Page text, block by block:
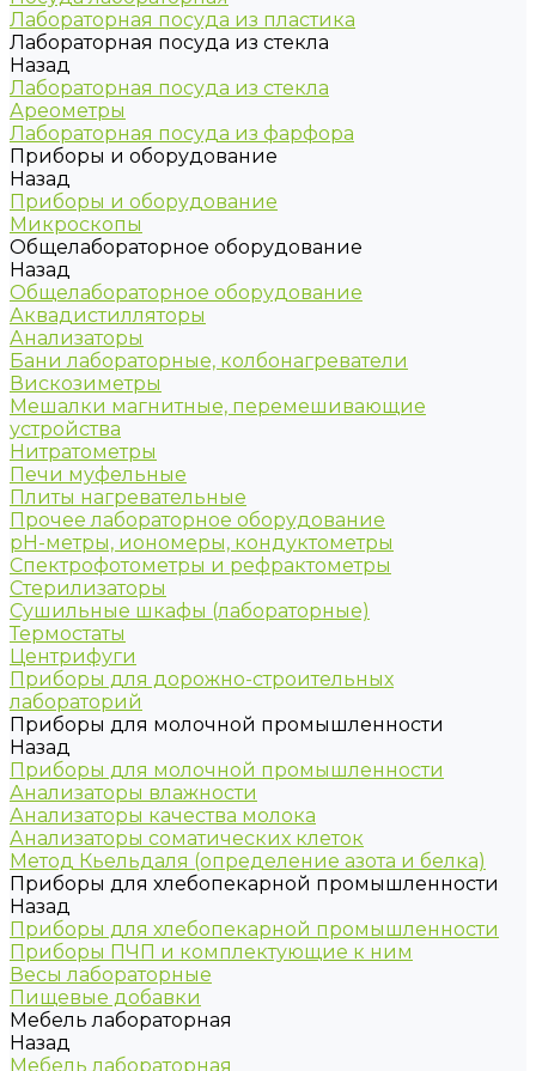
Лабораторная посуда из пластика
Лабораторная посуда из стекла
Назад
Лабораторная посуда из стекла
Ареометры
Лабораторная посуда из фарфора
Приборы и оборудование
Назад
Приборы и оборудование
Микроскопы
Общелабораторное оборудование
Назад
Общелабораторное оборудование
Аквадистилляторы
Анализаторы
Бани лабораторные, колбонагреватели
Вискозиметры
Мешалки магнитные, перемешивающие
устройства
Нитратометры
Печи муфельные
Плиты нагревательные
Прочее лабораторное оборудование
рН-метры, иономеры, кондуктометры
Спектрофотометры и рефрактометры
Стерилизаторы
Сушильные шкафы (лабораторные)
Термостаты
Центрифуги
Приборы для дорожно-строительных
лабораторий
Приборы для молочной промышленности
Назад
Приборы для молочной промышленности
Анализаторы влажности
Анализаторы качества молока
Анализаторы соматических клеток
Метод Кьельдаля (определение азота и белка)
Приборы для хлебопекарной промышленности
Назад
Приборы для хлебопекарной промышленности
Приборы ПЧП и комплектующие к ним
Весы лабораторные
Пищевые добавки
Мебель лабораторная
Назад
Мебель лабораторная